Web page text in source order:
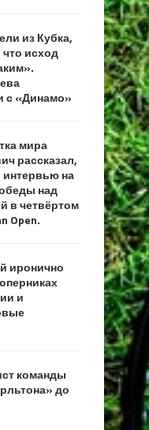
из Кубка,
исход
с «Динамо»
мира
рассказал,
интервью на
над
в четвёртом
Open.
иронично
и
команды
до